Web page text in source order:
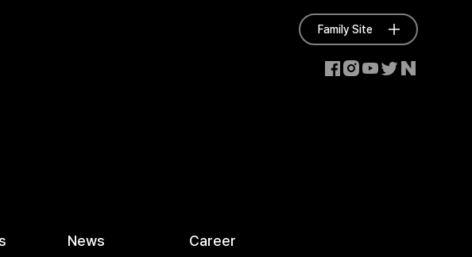
Family Site
News Career